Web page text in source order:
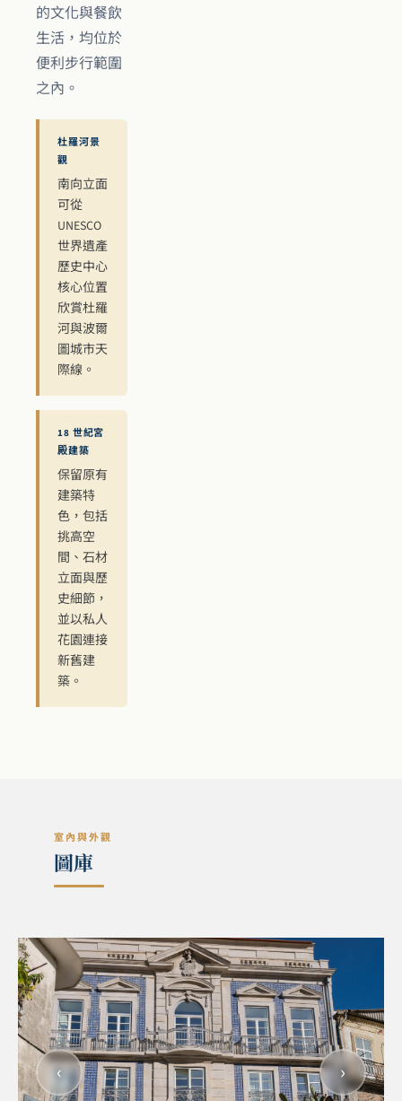
的文化與餐飲
生活，均位於
便利步行範圍
之內。
杜羅河景
觀
南向立面
可從
UNESCO
世界遺產
歷史中心
核心位置
欣賞杜羅
河與波爾
圖城市天
際線。
18 世紀宮
殿建築
保留原有
建築特
色，包括
挑高空
間、石材
立面與歷
史細節，
並以私人
花園連接
新舊建
築。
室內與外觀
圖庫
‹ ›